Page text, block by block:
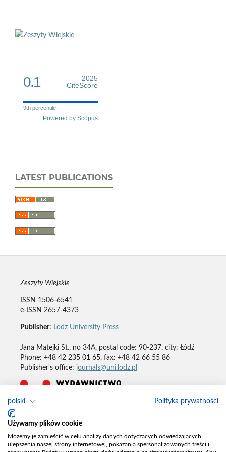
polski Polityka prywatności
Używamy plików cookie
Możemy je zamieścić w celu analizy danych dotyczących odwiedzających,
ulepszenia naszej strony internetowej, pokazania spersonalizowanych treści i
0.1
2025
CiteScore
9th percentile
Powered by Scopus
LATEST PUBLICATIONS
Zeszyty Wiejskie
ISSN 1506-6541
e-ISSN 2657-4373
Publisher: Lodz University Press
Jana Matejki St., no 34A, postal code: 90-237, city: Łódź
Phone: +48 42 235 01 65, fax: +48 42 66 55 86
Publisher's office: journals@uni.lodz.pl
Deklaracja dostępności